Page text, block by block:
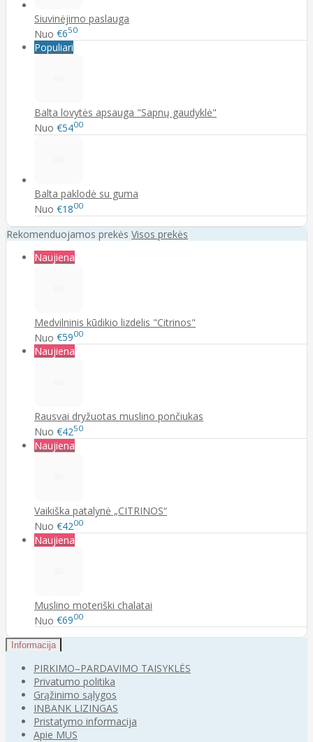
Siuvinėjimo paslauga
Nuo €650
Populiari
Balta lovytės apsauga "Sapnų gaudyklė"
Nuo €5400
Balta paklodė su guma
Nuo €1800
Rekomenduojamos prekės Visos prekės
Naujiena
Medvilninis kūdikio lizdelis "Citrinos"
Nuo €5900
Naujiena
Rausvai dryžuotas muslino pončiukas
Nuo €4250
Naujiena
Vaikiška patalynė „CITRINOS“
Nuo €4200
Naujiena
Muslino moteriški chalatai
Nuo €6900
Informacija
PIRKIMO–PARDAVIMO TAISYKLĖS
Privatumo politika
Grąžinimo sąlygos
INBANK LIZINGAS
Pristatymo informacija
Apie MUS